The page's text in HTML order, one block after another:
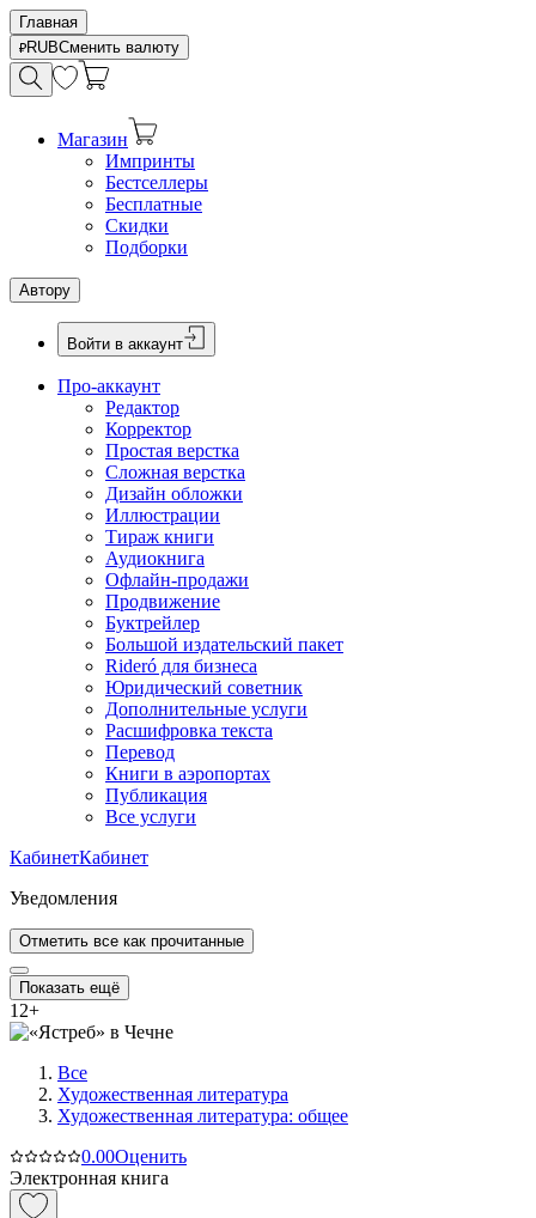
Главная
RUBСменить валюту
Магазин
Импринты
Бестселлеры
Бесплатные
Скидки
Подборки
Автору
Войти в аккаунт
Про-аккаунт
Редактор
Корректор
Простая верстка
Сложная верстка
Дизайн обложки
Иллюстрации
Тираж книги
Аудиокнига
Офлайн-продажи
Продвижение
Буктрейлер
Большой издательский пакет
Rideró для бизнеса
Юридический советник
Дополнительные услуги
Расшифровка текста
Перевод
Книги в аэропортах
Публикация
Все услуги
КабинетКабинет
Уведомления
Отметить все как прочитанные
Показать ещё
12+
Все
Художественная литература
Художественная литература: общее
0.00Оценить
Электронная книга